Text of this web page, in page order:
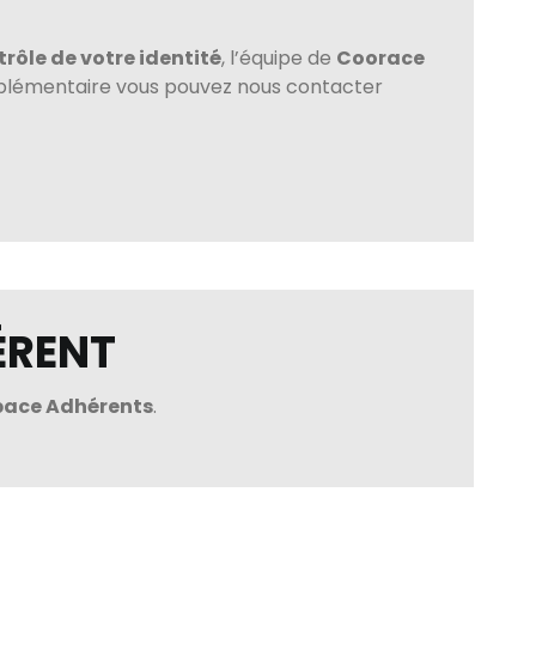
de votre identité, l’équipe de Coorace
vous pouvez nous contacter
Adhérents.